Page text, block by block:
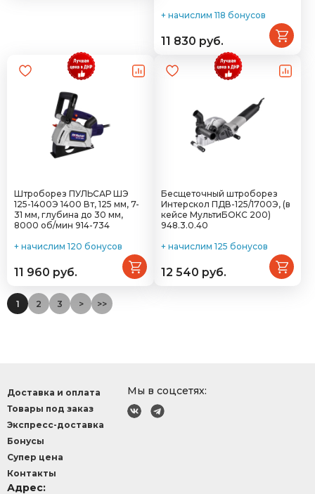
+ начислим 118 бонусов
11 830 руб.
Штроборез ПУЛЬСАР ШЭ
125-1400Э 1400 Вт, 125 мм, 7-
31 мм, глубина до 30 мм,
8000 об/мин 914-734
+ начислим 120 бонусов
11 960 руб.
Бесщеточный штроборез
Интерскол ПДВ-125/1700Э, (в
кейсе МультиБОКС 200)
948.3.0.40
+ начислим 125 бонусов
12 540 руб.
1 2 3 > >>
Мы в соцсетях:
Доставка и оплата
Товары под заказ
Экспресс-доставка
Бонусы
Супер цена
Контакты
Адрес: